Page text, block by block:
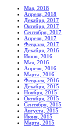
Мая, 2018
Апреля, 2018
Декабря, 2017
Октября, 2017
Сентября, 2017
Апреля, 2017
Февраля, 2017
Декабря, 2016
Июня, 2016
Мая, 2016
Апреля, 2016
Марта, 2016
Февраля, 2016
Декабря, 2015
Ноября, 2015
Октября, 2015
Сентября, 2015
Августа, 2015
Июня, 2015
Марта, 2015